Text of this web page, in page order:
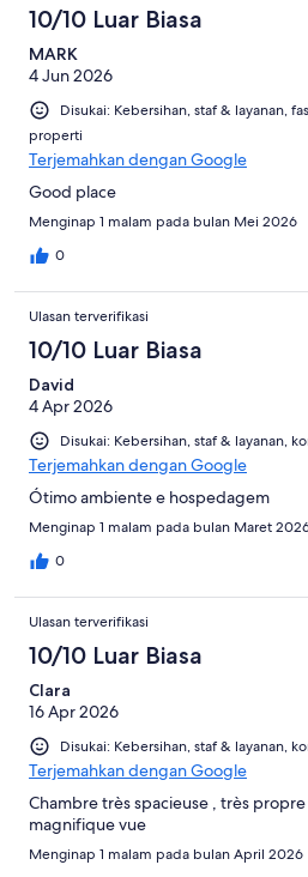
ulasan
10/10 Luar Biasa
MARK
4 Jun 2026
Disukai: Kebersihan, staf & layanan,
properti
Terjemahkan dengan Google
Good place
Menginap 1 malam pada bulan Mei 2026
0
Ulasan terverifikasi
10/10 Luar Biasa
David
4 Apr 2026
Disukai: Kebersihan, staf & layanan,
Terjemahkan dengan Google
Ótimo ambiente e hospedagem
Menginap 1 malam pada bulan Maret
0
Ulasan terverifikasi
10/10 Luar Biasa
Clara
16 Apr 2026
Disukai: Kebersihan, staf & layanan,
Terjemahkan dengan Google
Chambre très spacieuse , très
magnifique vue
Menginap 1 malam pada bulan April 2026